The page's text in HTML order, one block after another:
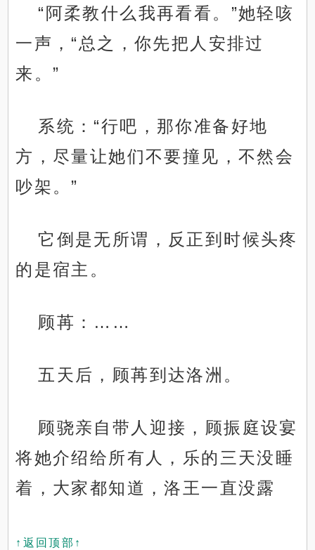
“阿柔教什么我再看看。”她轻咳
一声，“总之，你先把人安排过
来。”
系统：“行吧，那你准备好地
方，尽量让她们不要撞见，不然会
吵架。”
它倒是无所谓，反正到时候头疼
的是宿主。
顾苒：……
五天后，顾苒到达洛洲。
顾骁亲自带人迎接，顾振庭设宴
将她介绍给所有人，乐的三天没睡
着，大家都知道，洛王一直没露
↑返回顶部↑